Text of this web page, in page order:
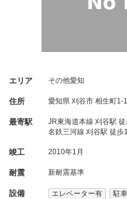
エリア その他愛知
住所 愛知県 刈谷市 相生町1-
最寄駅
JR東海道本線 刈谷駅
名鉄三河線 刈谷駅 徒歩
竣工 2010年1月
耐震 新耐震基準
設備 エレベーター有 駐